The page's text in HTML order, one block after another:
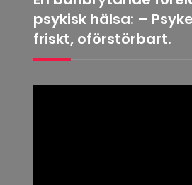
psykisk hälsa: –
friskt, oförstörbart.